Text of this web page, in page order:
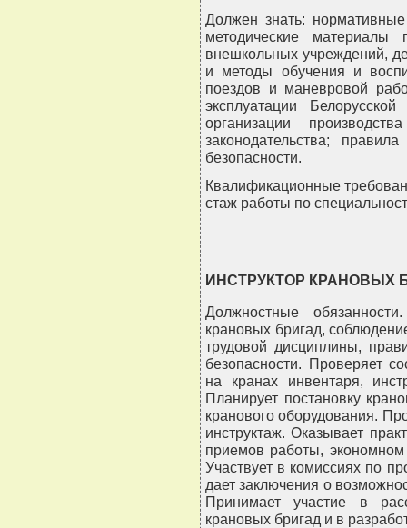
Должен знать:
методические
внешкольных учреждений,
и методы обучения и
поездов и маневровой
эксплуатации
организации
законодательства;
безопасности.
Квалификационные
стаж работы по
ИНСТРУКТОР КРАНОВЫХ
Должностные
крановых бригад,
трудовой дисциплины,
безопасности. Проверяет
на кранах инвентаря,
Планирует постановку
кранового оборудования.
инструктаж. Оказывает
приемов работы, экономном
Участвует в комиссиях по
дает заключения о
Принимает участие в
крановых бригад и в